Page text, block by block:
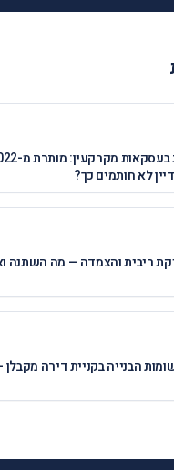
לא חותמים כך?
פסיקת ריבית והצמדה — מה
הבנייה בקניית דירה